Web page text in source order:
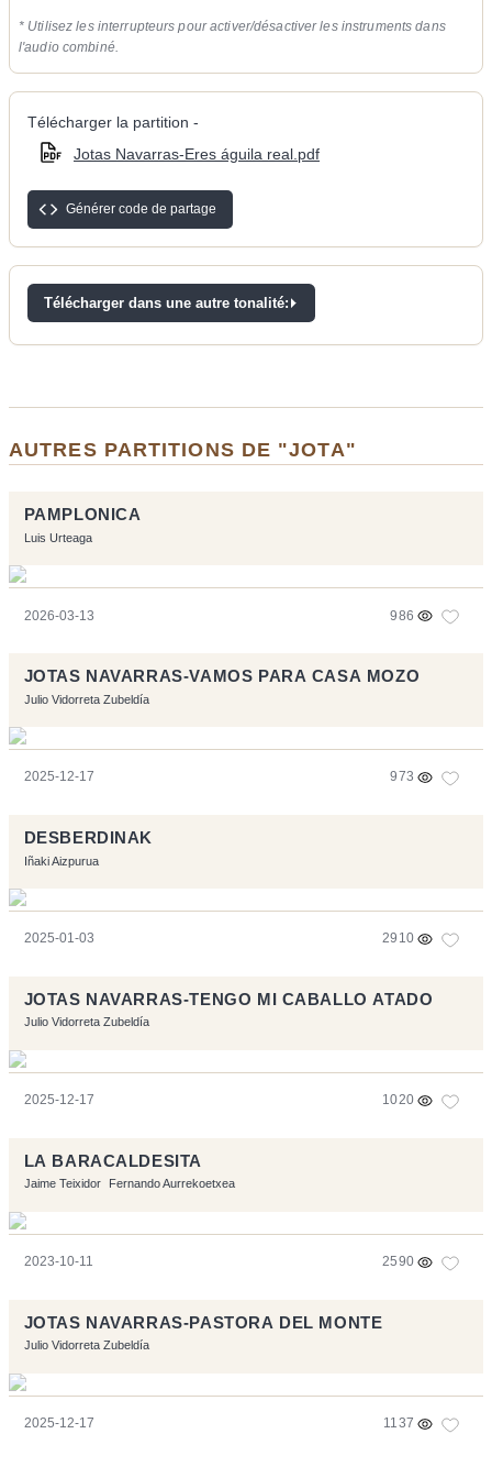
* Utilisez les interrupteurs pour activer/désactiver les instruments dans
l'audio combiné.
Télécharger la partition -
Jotas Navarras-Eres águila real.pdf
Générer code de partage
Télécharger dans une autre tonalité:
AUTRES PARTITIONS DE "JOTA"
PAMPLONICA
Luis Urteaga
2026-03-13 986
JOTAS NAVARRAS-VAMOS PARA CASA MOZO
Julio Vidorreta Zubeldía
2025-12-17 973
DESBERDINAK
Iñaki Aizpurua
2025-01-03 2910
JOTAS NAVARRAS-TENGO MI CABALLO ATADO
Julio Vidorreta Zubeldía
2025-12-17 1020
LA BARACALDESITA
Jaime Teixidor Fernando Aurrekoetxea
2023-10-11 2590
JOTAS NAVARRAS-PASTORA DEL MONTE
Julio Vidorreta Zubeldía
2025-12-17 1137